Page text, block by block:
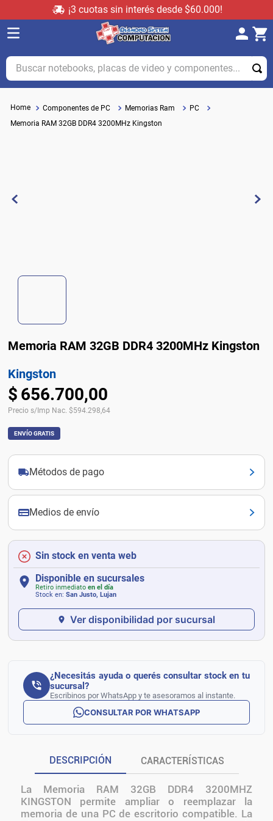
¡3 cuotas sin interés desde $60.000!
Buscar notebooks, placas de video y componentes...
Componentes de PC Memorias Ram
PC
Memoria RAM 32GB DDR4 3200MHz Kingston
Memoria RAM 32GB DDR4 3200MHz Kingston
Kingston
$ 656.700,00
Precio s/Imp Nac. $594.298,64
ENVÍO GRATIS
Métodos de pago
Medios de envío
Sin stock en venta web
Disponible en sucursales
Retiro inmediato en el día
Stock en: San Justo, Lujan
Ver disponibilidad por sucursal
¿Necesitás ayuda o querés consultar stock en tu
sucursal?
Escribinos por WhatsApp y te asesoramos al instante.
CONSULTAR POR WHATSAPP
DESCRIPCIÓN CARACTERÍSTICAS
La Memoria RAM 32GB DDR4 3200MHZ
KINGSTON permite ampliar o reemplazar la
memoria de una PC de escritorio compatible. La